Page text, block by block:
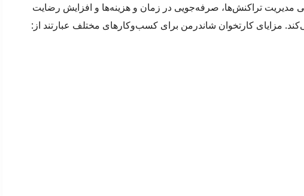
مدیریت تراکنش‌ها، صرفه‌جویی در زمان و هزینه‌ها و افزایش رضایت
مزایای کارتخوان شاندرمن برای کسب‌وکارهای مختلف عبارتند از: